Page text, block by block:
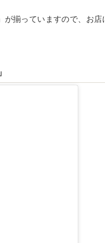
揃っていますので、お